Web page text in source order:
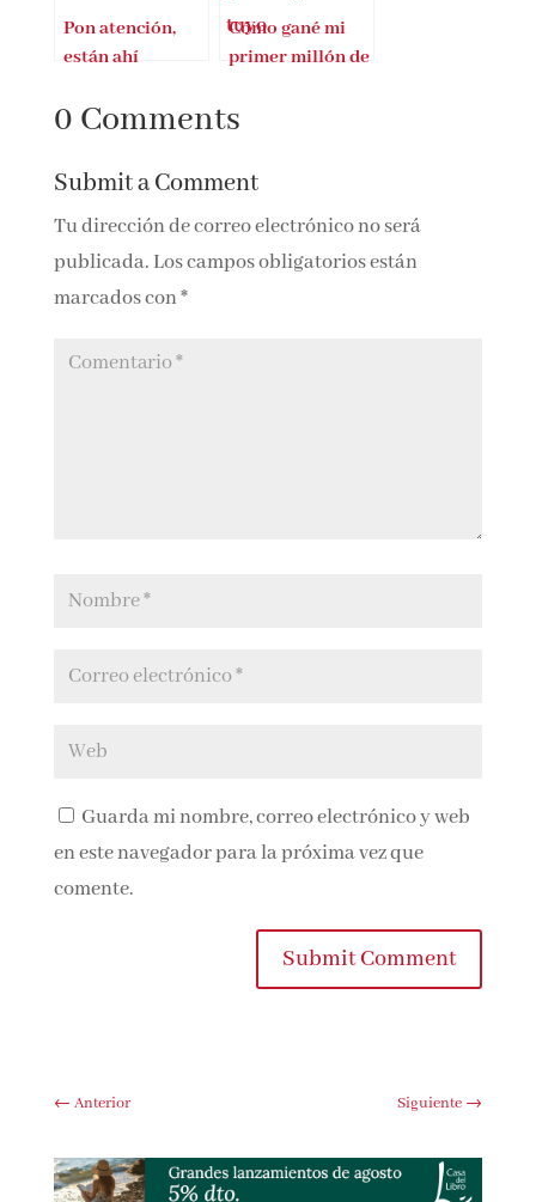
Pon atención,
Cómo gané mi
euros y cómo
tuyo
Submit a Comment
Tu dirección de correo electrónico no será
publicada.Los campos obligatorios están
Guarda mi nombre, correo electrónico y
web en este navegador para la próxima vez que
Submit Comment